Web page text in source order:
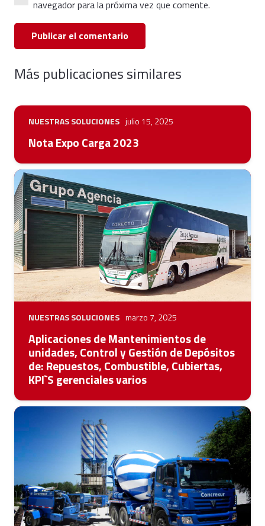
navegador para la próxima vez que comente.
Publicar el comentario
Más publicaciones similares
NUESTRAS SOLUCIONES julio 15, 2025
Nota Expo Carga 2023
NUESTRAS SOLUCIONES marzo 7, 2025
Aplicaciones de Mantenimientos de
unidades, Control y Gestión de Depósitos
de: Repuestos, Combustible, Cubiertas,
KPI`S gerenciales varios